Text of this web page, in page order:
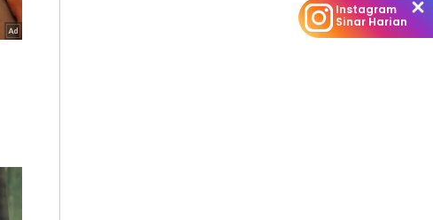
Instagram
Sinar Harian